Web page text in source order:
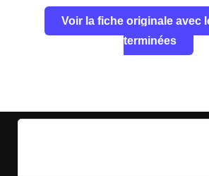
Voir la fiche originale avec
terminées